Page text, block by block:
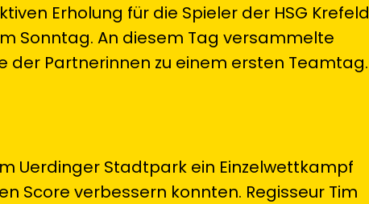
Erholung für die Spieler der HSG Krefeld
Sonntag. An diesem Tag versammelte
der Partnerinnen zu einem ersten Teamtag.
Uerdinger Stadtpark ein Einzelwettkampf
Score verbessern konnten. Regisseur Tim